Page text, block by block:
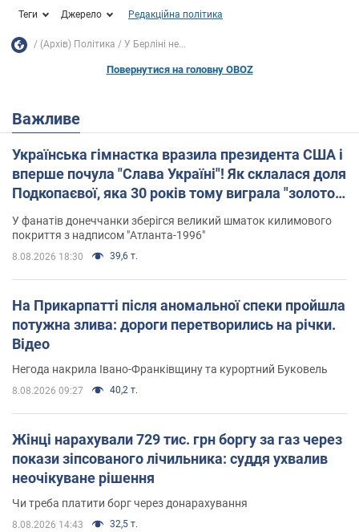
Теги Джерело Редакційна політика
(Архів) Політика У Берліні не...
Повернутися на головну OBOZ
Важливе
Українська гімнастка вразила президента США і
вперше почула "Слава Україні"! Як склалася доля
Подкопаєвої, яка 30 років тому виграла "золото"
Олімпіади
У фанатів донеччанки зберігся великий шматок килимового
покриття з надписом "Атланта-1996"
8.08.2026 18:30 39,6 т.
На Прикарпатті після аномальної спеки пройшла
потужна злива: дороги перетворились на річки.
Відео
Негода накрила Івано-Франківщину та курортний Буковель
8.08.2026 09:27 40,2 т.
Жінці нарахували 729 тис. грн боргу за газ через
покази зіпсованого лічильника: суддя ухвалив
неочікуване рішення
Чи треба платити борг через донарахування
8.08.2026 14:43 32,5 т.